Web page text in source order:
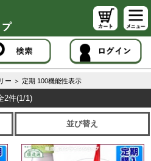
ー ＞ 定期 100機能性表示
2件(1/1)
並び替え